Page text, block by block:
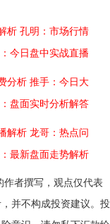
析 孔明：市场行情
今日盘中实战直播
分析 推手：今日大
盘面实时分析解答
解析 龙哥：热点问
最新盘面走势解析
者撰写，观点仅代表
并不构成投资建议。投